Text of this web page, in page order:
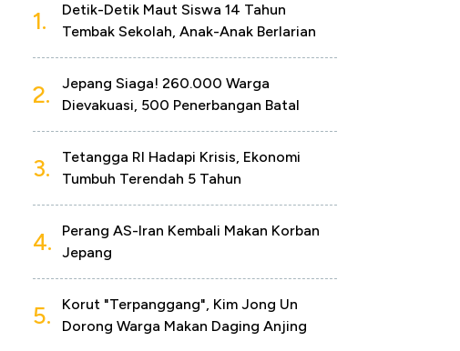
1.
Detik-Detik Maut Siswa 14 Tahun
Tembak Sekolah, Anak-Anak Berlarian
2.
Jepang Siaga! 260.000 Warga
Dievakuasi, 500 Penerbangan Batal
3.
Tetangga RI Hadapi Krisis, Ekonomi
Tumbuh Terendah 5 Tahun
4.
Perang AS-Iran Kembali Makan Korban
Jepang
5.
Korut "Terpanggang", Kim Jong Un
Dorong Warga Makan Daging Anjing